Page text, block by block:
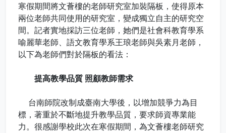
寒假期間將文薈樓的老師研究室加裝隔板，使得原本
兩位老師共同使用的研究室，變成獨立自主的研究空
間。記者實地採訪三位老師，她們是社會科教育學系
喻麗華老師、語文教育學系王琅老師與吳素月老師，
以下為老師們對於隔板的看法：
提高教學品質 照顧教師需求
台南師院改制成臺南大學後，以增加競爭力為目
標，著重於不斷地提升教學品質，要求師資專業能
力。很感謝學校此次在寒假期間，為文薈樓老師研究